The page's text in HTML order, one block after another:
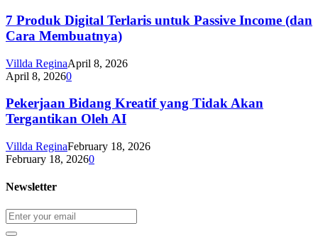
7 Produk Digital Terlaris untuk Passive Income (dan
Cara Membuatnya)
Villda ReginaApril 8, 2026
April 8, 20260
Pekerjaan Bidang Kreatif yang Tidak Akan
Tergantikan Oleh AI
Villda ReginaFebruary 18, 2026
February 18, 20260
Newsletter